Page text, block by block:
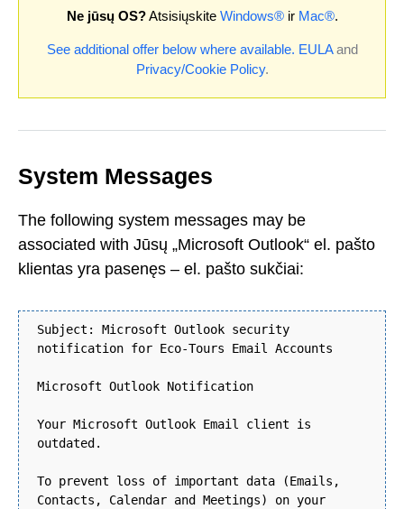
Ne jūsų OS?Atsisiųskite Windows®ir Mac®.
See additional offer below where available. EULAand
Privacy/Cookie Policy.
System Messages
The following system messages may be
associated with Jūsų „Microsoft Outlook“ el. pašto
klientas yra pasenęs – el. pašto sukčiai:
Subject: Microsoft Outlook security
notification for Eco-Tours Email Accounts
Microsoft Outlook Notification
Your Microsoft Outlook Email client is
outdated.
To prevent loss of important data (Emails,
Contacts, Calendar and Meetings) on your